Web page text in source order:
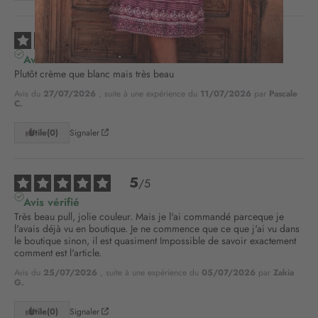
5 5
Avis vérifié
Plutôt crème que blanc mais très beau
Avis du 27/07/2026 , suite à une expérience du 11/07/2026 par Pascale
C.
Utile(0) Signaler
5/5
Avis vérifié
Très beau pull, jolie couleur. Mais je l'ai commandé parceque je
l'avais déjà vu en boutique. Je ne commence que ce que j'ai vu dans
le boutique sinon, il est quasiment Impossible de savoir exactement
comment est l'article.
Avis du 25/07/2026 , suite à une expérience du 05/07/2026 par Zakia
G.
Utile(0) Signaler
n
o
t
l
t
r
e
d
’
i
n
r